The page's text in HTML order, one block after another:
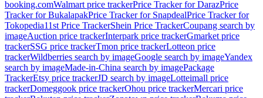
booking.comWalmart price trackerPrice Tracker for DarazPrice
Tracker for BukalapakPrice Tracker for SnapdealPrice Tracker for
Tokopedia11st Price TrackerShein Price TrackerCoupang search by
imageAuction price trackerInterpark price trackerGmarket price
trackerSSG price trackerTmon price trackerLotteon price
trackerWildberries search by imageGoogle search by imageYandex
search by imageMade-in-China search by imagePackage
TrackerEtsy price trackerJD search by imageLotteimall price
trackerDomeggook price trackerOhou price trackerMercari price